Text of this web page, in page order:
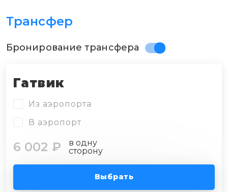
Трансфер
Бронирование трансфера
Гатвик
Из аэропорта
В аэропорт
6 002 ₽
в одну
сторону
Выбрать